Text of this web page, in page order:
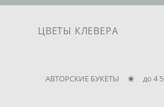
ЦВЕТЫ КЛЕВЕРА
АВТОРСКИЕ БУКЕТЫ ❀ до 4